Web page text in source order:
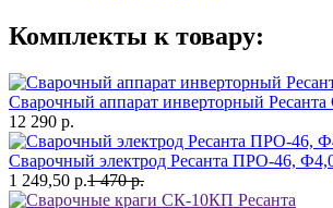
Комплекты к товару:
Сварочный аппарат инверторный
12 290 р.
Сварочный электрод Ресанта ПРО-46,
1 249,50 р.1 470 р.